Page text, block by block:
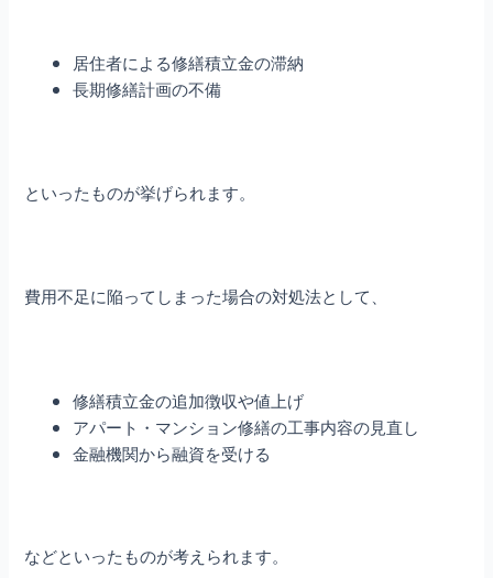
居住者による修繕積立金の滞納
長期修繕計画の不備
といったものが挙げられます。
費用不足に陥ってしまった場合の対処法として、
修繕積立金の追加徴収や値上げ
アパート・マンション修繕の工事内容の見直し
金融機関から融資を受ける
などといったものが考えられます。